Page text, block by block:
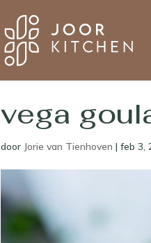
vega
door Jorie van Tienhoven |feb 3,